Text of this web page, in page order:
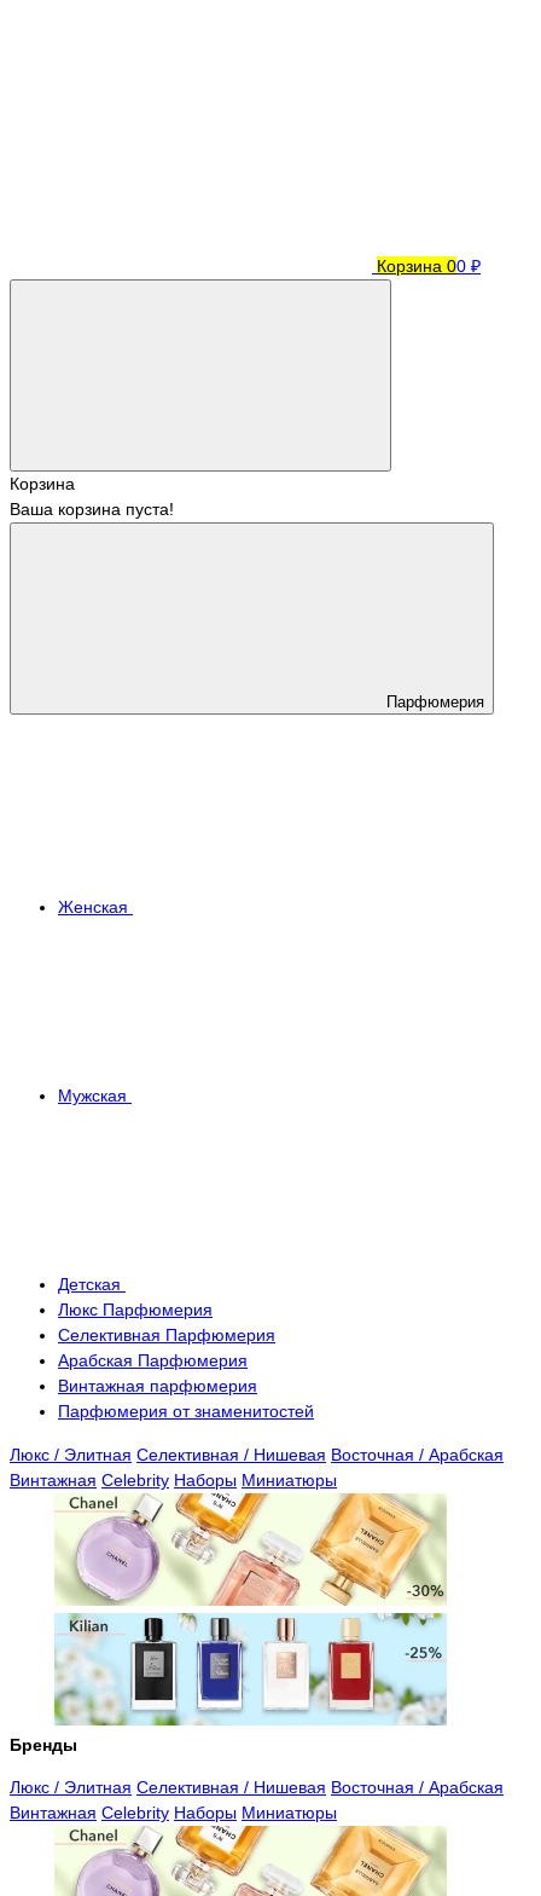
Корзина 00 ₽
Корзина
Ваша корзина пуста!
Парфюмерия
Женская
Мужская
Детская
Люкс Парфюмерия
Селективная Парфюмерия
Арабская Парфюмерия
Винтажная парфюмерия
Парфюмерия от знаменитостей
Люкс / Элитная Селективная / Нишевая Восточная / Арабская
Винтажная Celebrity Наборы Миниатюры
Бренды
Люкс / Элитная Селективная / Нишевая Восточная / Арабская
Винтажная Celebrity Наборы Миниатюры